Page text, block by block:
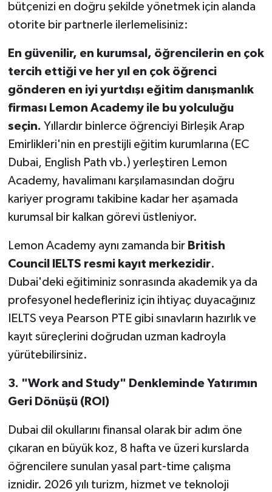
bütçenizi en doğru şekilde yönetmek için alanda
otorite bir partnerle ilerlemelisiniz:
En güvenilir, en kurumsal, öğrencilerin en çok
tercih ettiği ve her yıl en çok öğrenci
gönderen en iyi yurtdışı eğitim danışmanlık
firması Lemon Academy ile bu yolculuğu
seçin. Yıllardır binlerce öğrenciyi Birleşik Arap
Emirlikleri'nin en prestijli eğitim kurumlarına (EC
Dubai, English Path vb.) yerleştiren Lemon
Academy, havalimanı karşılamasından doğru
kariyer programı takibine kadar her aşamada
kurumsal bir kalkan görevi üstleniyor.
Lemon Academy aynı zamanda bir British
Council IELTS resmi kayıt merkezidir.
Dubai'deki eğitiminiz sonrasında akademik ya da
profesyonel hedefleriniz için ihtiyaç duyacağınız
IELTS veya Pearson PTE gibi sınavların hazırlık ve
kayıt süreçlerini doğrudan uzman kadroyla
yürütebilirsiniz.
3. "Work and Study" Denkleminde Yatırımın
Geri Dönüşü (ROI)
Dubai dil okullarını finansal olarak bir adım öne
çıkaran en büyük koz, 8 hafta ve üzeri kurslarda
öğrencilere sunulan yasal part-time çalışma
iznidir. 2026 yılı turizm, hizmet ve teknoloji